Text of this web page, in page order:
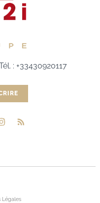
: +33430920117
Légales